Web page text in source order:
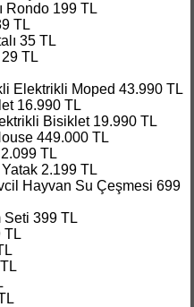
Rondo 199 TL
TL
35 TL
29 TL
Elektrikli Moped 43.990 TL
16.990 TL
Bisiklet 19.990 TL
449.000 TL
TL
2.199 TL
Hayvan Su Çeşmesi 699
Seti 399 TL
TL